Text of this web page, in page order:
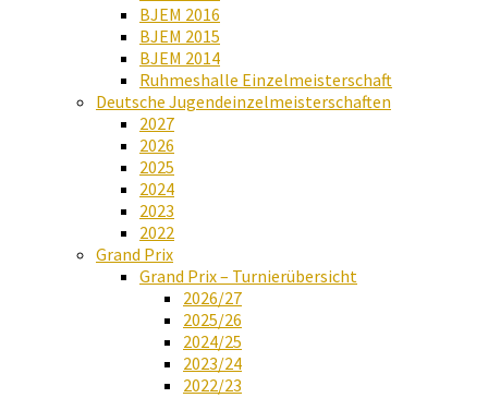
BJEM 2016
BJEM 2015
BJEM 2014
Ruhmeshalle Einzelmeisterschaft
Deutsche Jugendeinzelmeisterschaften
2027
2026
2025
2024
2023
2022
Grand Prix
Grand Prix – Turnierübersicht
2026/27
2025/26
2024/25
2023/24
2022/23